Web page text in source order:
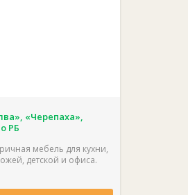
«Черепаха»,
РБ
мебель для кухни,
детской и офиса.